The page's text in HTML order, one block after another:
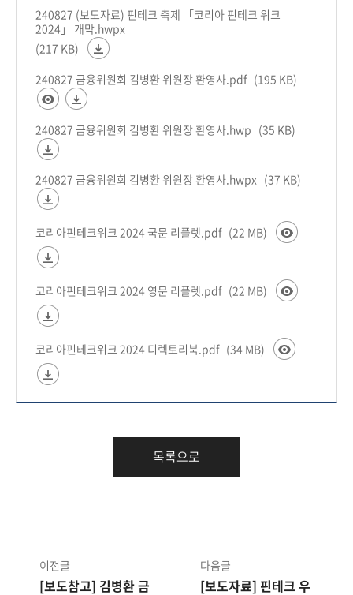
240827 (보도자료) 핀테크 축제 「코리아 핀테크 위크
2024」 개막.hwpx
(217 KB)
240827 금융위원회 김병환 위원장 환영사.pdf (195 KB)
240827 금융위원회 김병환 위원장 환영사.hwp (35 KB)
240827 금융위원회 김병환 위원장 환영사.hwpx (37 KB)
코리아핀테크위크 2024 국문 리플렛.pdf (22 MB)
코리아핀테크위크 2024 영문 리플렛.pdf (22 MB)
코리아핀테크위크 2024 디렉토리북.pdf (34 MB)
목록으로
이전글
[보도참고] 김병환 금
다음글
[보도자료] 핀테크 우